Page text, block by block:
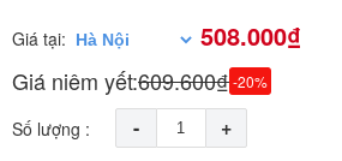
Giá tại: 508.000₫
Giá niêm yết:609.600₫-20%
Số lượng : - +